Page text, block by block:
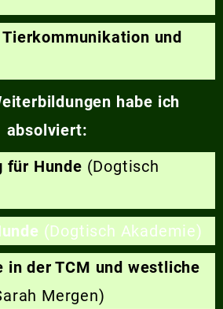
und
habe ich
absolviert:
für Hunde (Dogtisch
(Dogtisch Akademie)
in der TCM und westliche
Mergen)